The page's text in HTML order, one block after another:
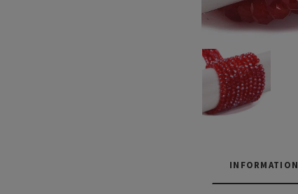
INFORMATION